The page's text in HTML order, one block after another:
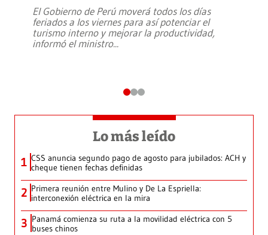
El Gobierno de Perú moverá todos los días
feriados a los viernes para así potenciar el
turismo interno y mejorar la productividad,
informó el ministro...
Lo más leído
1 CSS anuncia segundo pago de agosto para jubilados: ACH y
cheque tienen fechas definidas
2 Primera reunión entre Mulino y De La Espriella:
interconexión eléctrica en la mira
3 Panamá comienza su ruta a la movilidad eléctrica con 5
buses chinos